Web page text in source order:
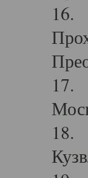
16.
17.
18.